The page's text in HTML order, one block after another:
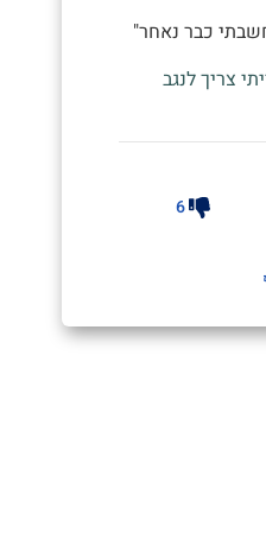
כבר נאחר"
צריך לנגב
6